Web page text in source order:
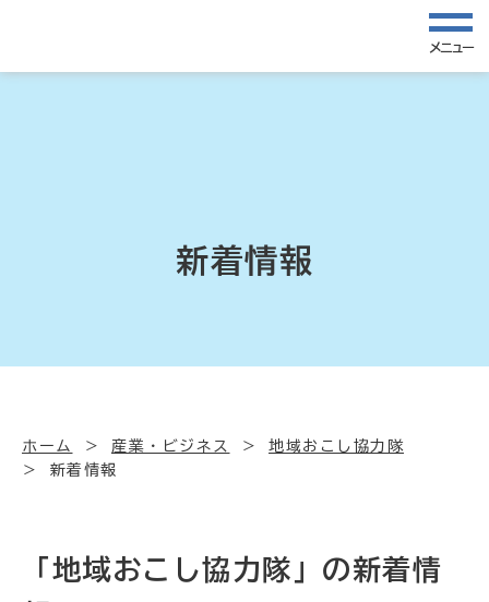
メニュー
新着情報
ホーム 産業・ビジネス
地域おこし協力隊
新着情報
「地域おこし協力隊」の新着情